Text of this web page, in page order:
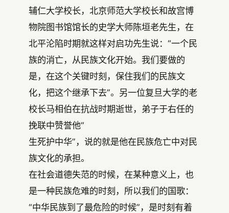
辅仁大学校长，北京师范大学校长和故宫博
物院图书馆馆长的史学大师陈垣老先生，在
北平沦陷时期就这样对启功先生说：“一个民
族的消亡，从民族文化开始。我们要做的
是，在这个关键时刻，保住我们的民族文
化，把这个继承下去”。另一位复旦大学的老
校长马相伯在抗战时期逝世，弟子于右任的
挽联中赞誉他“
生死护中华”，说的就是他在民族危亡中对民
族文化的承担。
在社会道德失范的时候，在某种意义上，也
是一种民族危难的时刻，所以我们的国歌：
“中华民族到了最危险的时候”，是时刻有着